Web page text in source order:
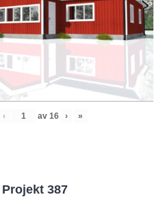
‹ av 16 › »
Projekt 387